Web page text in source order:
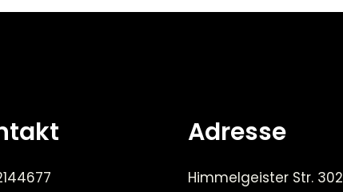
Adresse
Himmelgeister Str. 302